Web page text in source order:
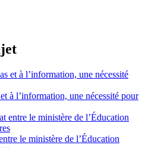
à l’information, une nécessité pour
le ministère de l’Éducation